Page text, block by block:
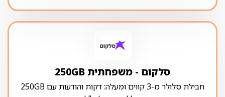
סלקום ‏- ‏משפחתית 250GB
חבילת סלולר מ-3 קווים ומעלה: דקות והודעות עם 250GB